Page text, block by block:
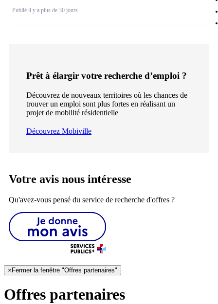
Publié il y a plus de 30 jours
Prêt à élargir votre recherche d’emploi ?
Découvrez de nouveaux territoires où les chances de
trouver un emploi sont plus fortes en réalisant un
projet de mobilité résidentielle
Découvrez Mobiville
Votre avis nous intéresse
Qu'avez-vous pensé du service de recherche d'offres ?
× Fermer la fenêtre "Offres partenaires"
Offres partenaires